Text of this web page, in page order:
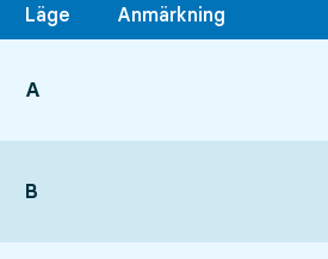
Läge Anmärkning
LÄGE,
A
LÄGE,
B